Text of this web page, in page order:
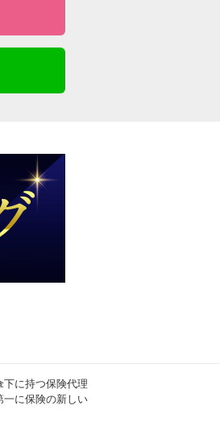
下に持つ保険代理
一に保険の新しい